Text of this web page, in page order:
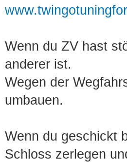
Wenn du ZV hast
anderer ist.
Wegen der
umbauen.
Wenn du geschickt
Schloss zerlegen